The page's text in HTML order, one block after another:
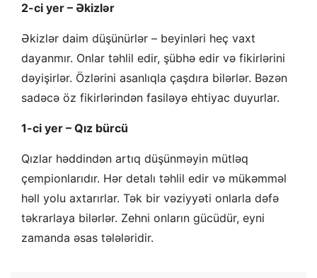
2-ci yer – Əkizlər
Əkizlər daim düşünürlər – beyinləri heç vaxt
dayanmır. Onlar təhlil edir, şübhə edir və fikirlərini
dəyişirlər. Özlərini asanlıqla çaşdıra bilərlər. Bəzən
sadəcə öz fikirlərindən fasiləyə ehtiyac duyurlar.
1-ci yer – Qız bürcü
Qızlar həddindən artıq düşünməyin mütləq
çempionlarıdır. Hər detalı təhlil edir və mükəmməl
həll yolu axtarırlar. Tək bir vəziyyəti onlarla dəfə
təkrarlaya bilərlər. Zehni onların gücüdür, eyni
zamanda əsas tələləridir.